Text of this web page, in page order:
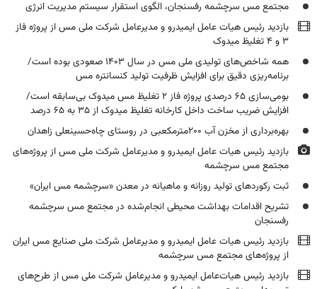
مجتمع مس سرچشمه رفسنجان، الگوی استقرار سیستم مدیریت انرژی
بازدید رئیس هیات عامل ایمیدرو و مدیرعامل شرکت ملی مس از پروژه فاز
۳ و ۴ تغلیظ میدوک
همه شاخص‌های تولیدی ملی مس در سال ۱۴۰۳ صعودی بوده است/
برنامه‌ریزی دقیق برای افزایش ظرفیت تولید کنسانتره مس
بومی‌سازی ۶۵ درصدی پروژه فاز ۲ تغلیظ مس میدوک بی‌سابقه است/
افزایش ضریب ساخت داخل کارخانه تغلیظ میدوک از ۳۵ به ۶۵ درصد
بهره‌برداری از مخزن آب ۲۰۰‌مترمکعبی در روستای چاه‌حسینعلی زاهدان
بازدید رئیس هیات عامل ایمیدرو و مدیرعامل شرکت ملی مس از پروژه‌های
مجتمع مس سرچشمه
ثبت رکوردهای تولید روزانه و ماهیانه در معدن «سرچشمه مس ایران»
تشریح اقدامات بهداشت‌ محیطی انجام‌شده در مجتمع مس سرچشمه
رفسنجان
بازدید رئیس هیات عامل ایمیدرو و مدیرعامل شرکت ملی صنایع مس ایران
از پروژه‌های مجتمع مس سرچشمه
بازدید رئیس هیات‌عامل ایمیدرو و مدیرعامل شرکت ملی مس از طرح‌های